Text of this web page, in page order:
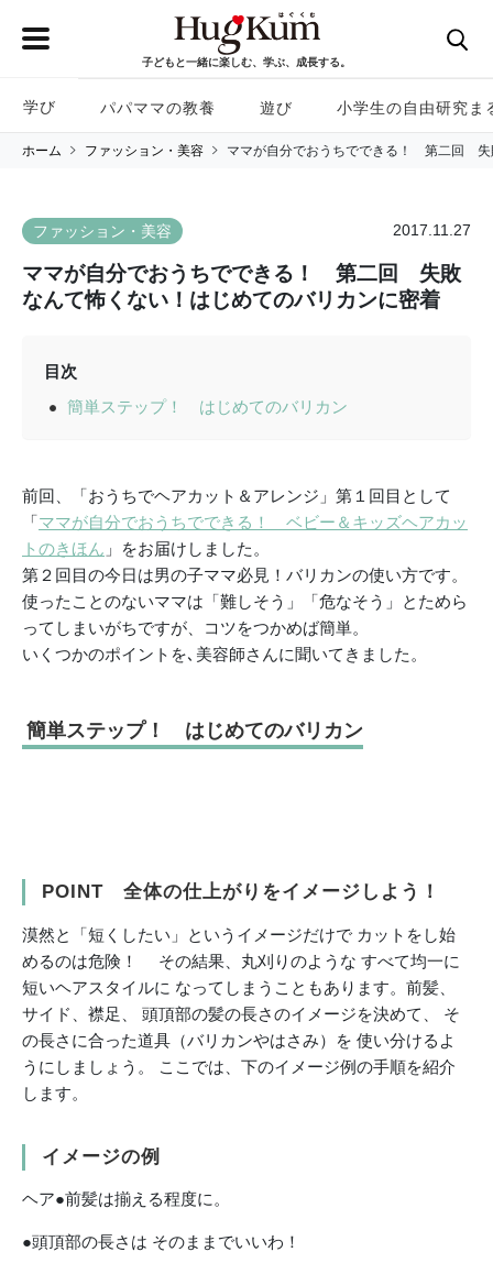
子どもと一緒に楽しむ、学ぶ、成長する。
学び パパママの教養 遊び 小学生の自由研究ま
ホーム ファッション・美容 ママが自分でおうちでできる！ 第二回 失
ファッション・美容 2017.11.27
ママが自分でおうちでできる！ 第二回 失敗
なんて怖くない！はじめてのバリカンに密着
目次
簡単ステップ！ はじめてのバリカン
前回、「おうちでヘアカット＆アレンジ」第１回目として
「ママが自分でおうちでできる！ ベビー＆キッズヘアカッ
トのきほん 」をお届けしました。
第２回目の今日は男の子ママ必見！バリカンの使い方です。
使ったことのないママは「難しそう」「危なそう」とためら
ってしまいがちですが、コツをつかめば簡単。
いくつかのポイントを､美容師さんに聞いてきました。
簡単ステップ！ はじめてのバリカン
POINT 全体の仕上がりをイメージしよう！
漠然と「短くしたい」というイメージだけで カットをし始
めるのは危険！ その結果、丸刈りのような すべて均一に
短いヘアスタイルに なってしまうこともあります。前髪、
サイド、襟足、 頭頂部の髪の長さのイメージを決めて、 そ
の長さに合った道具（バリカンやはさみ）を 使い分けるよ
うにしましょう。 ここでは、下のイメージ例の手順を紹介
します。
イメージの例
ヘア●前髪は揃える程度に。
●頭頂部の長さは そのままでいいわ！